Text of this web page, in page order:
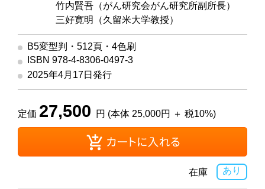
竹内賢吾（がん研究会がん研究所副所長）
三好寛明（久留米大学教授）
B5変型判・512頁・4色刷
ISBN 978-4-8306-0497-3
2025年4月17日発行
定価 27,500 円 (本体 25,000円 ＋ 税10%)
あり
在庫